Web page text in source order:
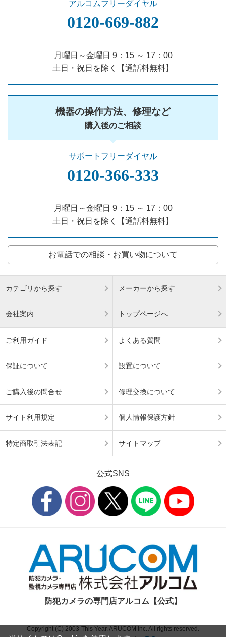
アルコムフリーダイヤル
0120‐669‐882
月曜日～金曜日 9：15 ～ 17：00
土日・祝日を除く【通話料無料】
機器の操作方法、修理など
購入後のご相談
サポートフリーダイヤル
0120‐366‐333
月曜日～金曜日 9：15 ～ 17：00
土日・祝日を除く【通話料無料】
お電話での相談・お買い物について
カテゴリから探す メーカーから探す
会社案内 トップページへ
ご利用ガイド よくある質問
保証について 設置について
ご購入後の問合せ 修理交換について
サイト利用規定 個人情報保護方針
特定商取引法表記 サイトマップ
公式SNS
防犯カメラの専門店アルコム【公式】
Copyright (C) 2003-This Year. ARUCOM Inc. All rights reserved.